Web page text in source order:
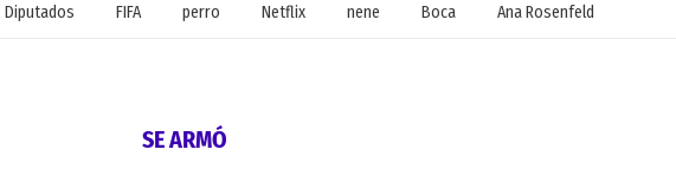
Diputados FIFA perro Netflix nene Boca Ana Rosenfeld
SE ARMÓ